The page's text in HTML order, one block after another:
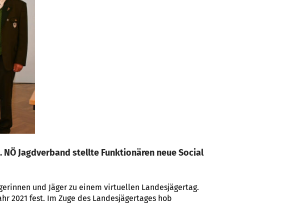
Jagdverband stellte Funktionären neue Social
und Jäger zu einem virtuellen Landesjägertag.
2021 fest. Im Zuge des Landesjägertages hob